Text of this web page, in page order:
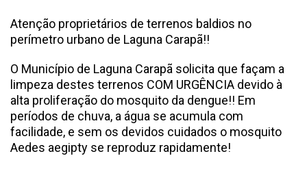
Atenção proprietários de terrenos baldios no
perímetro urbano de Laguna Carapã!!
O Município de Laguna Carapã solicita que façam a
limpeza destes terrenos COM URGÊNCIA devido à
alta proliferação do mosquito da dengue!! Em
períodos de chuva, a água se acumula com
facilidade, e sem os devidos cuidados o mosquito
Aedes aegipty se reproduz rapidamente!